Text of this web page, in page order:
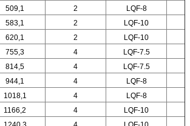
509,1 2 LQF-8
583,1 2 LQF-10
620,1 2 LQF-10
755,3 4 LQF-7.5
814,5 4 LQF-7.5
944,1 4 LQF-8
1018,1 4 LQF-8
1166,2 4 LQF-10